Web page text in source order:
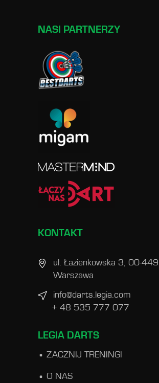
NASI PARTNERZY
KONTAKT
ul. Łazienkowska 3, 00-449
Warszawa
info@darts.legia.com
+ 48 535 777 077
LEGIA DARTS
ZACZNIJ TRENINGI
O NAS